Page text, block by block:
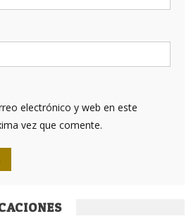
electrónico y web en este
vez que comente.